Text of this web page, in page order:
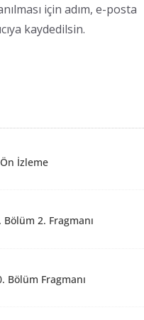
için adım, e-posta
kaydedilsin.
İzleme
2. Fragmanı
Bölüm Fragmanı